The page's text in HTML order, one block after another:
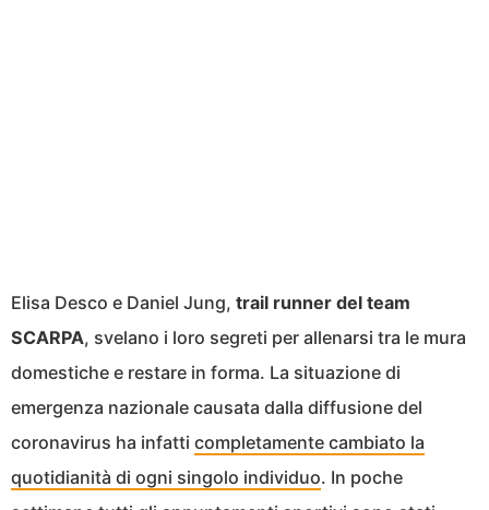
Elisa Desco e Daniel Jung, trail runner del team
SCARPA, svelano i loro segreti per allenarsi tra le mura
domestiche e restare in forma. La situazione di
emergenza nazionale causata dalla diffusione del
coronavirus ha infatti completamente cambiato la
quotidianità di ogni singolo individuo. In poche